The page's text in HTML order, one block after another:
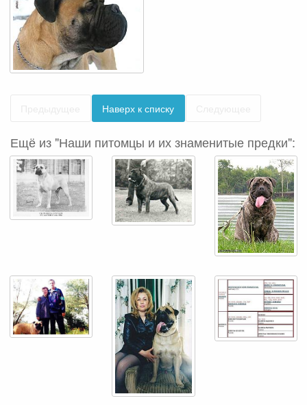
Наверх к списку
Ещё из "Наши питомцы и их знаменитые предки":